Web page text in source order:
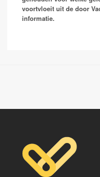
voortvloeit uit de door
informatie.